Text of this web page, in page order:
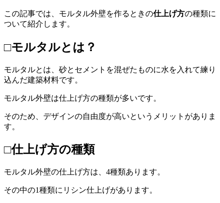
この記事では、モルタル外壁を作るときの仕上げ方の種類に
ついて紹介します。
□モルタルとは？
モルタルとは、砂とセメントを混ぜたものに水を入れて練り
込んだ建築材料です。
モルタル外壁は仕上げ方の種類が多いです。
そのため、デザインの自由度が高いというメリットがありま
す。
□仕上げ方の種類
モルタル外壁の仕上げ方は、4種類あります。
その中の1種類にリシン仕上げがあります。